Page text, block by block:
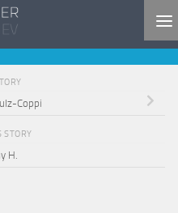
Coppi
STORY
H.